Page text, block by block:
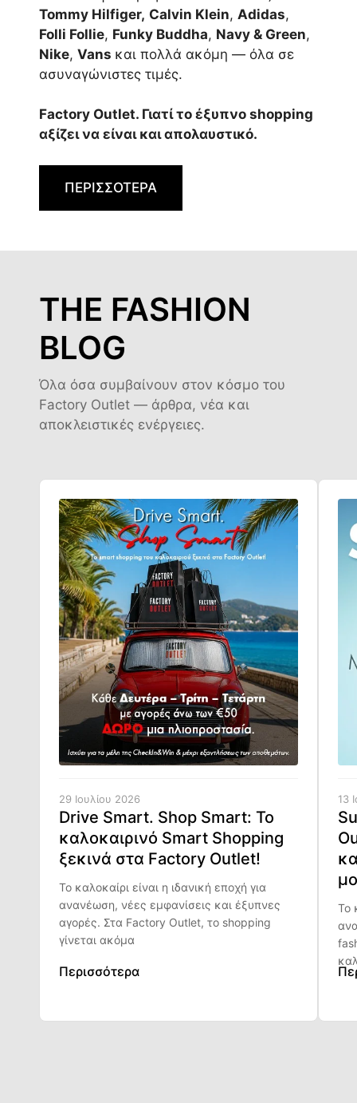
Tommy Hilfiger, Calvin Klein, Adidas,
Folli Follie, Funky Buddha, Navy & Green,
Nike, Vans και πολλά ακόμη — όλα σε
ασυναγώνιστες τιμές.
Factory Outlet. Γιατί το έξυπνο shopping
αξίζει να είναι και απολαυστικό.
ΠΕΡΙΣΣΟΤΕΡΑ
THE FASHION
BLOG
Όλα όσα συμβαίνουν στον κόσμο του
Factory Outlet — άρθρα, νέα και
αποκλειστικές ενέργειες.
29 Ιουλίου 2026
Drive Smart. Shop Smart: Το
καλοκαιρινό Smart Shopping
ξεκινά στα Factory Outlet!
Το καλοκαίρι είναι η ιδανική εποχή για
ανανέωση, νέες εμφανίσεις και έξυπνες
αγορές. Στα Factory Outlet, το shopping
γίνεται ακόμα
Περισσότερα
13
Το